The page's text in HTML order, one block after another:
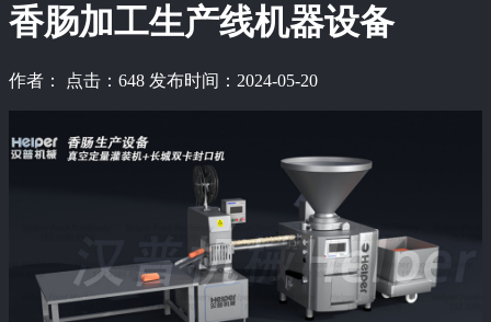
香肠加工生产线机器设备
作者： 点击：648 发布时间：2024-05-20